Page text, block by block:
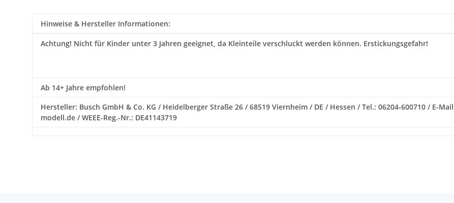
Hinweise & Hersteller Informationen:
Achtung! Nicht für Kinder unter 3 Jahren geeignet, da Kleinteile verschluckt werden können. Erstickungsgefahr!
Ab 14+ Jahre empfohlen!
Hersteller: Busch GmbH & Co. KG / Heidelberger Straße 26 / 68519 Viernheim / DE / Hessen / Tel.: 06204-600710 / E-
modell.de / WEEE-Reg.-Nr.: DE41143719